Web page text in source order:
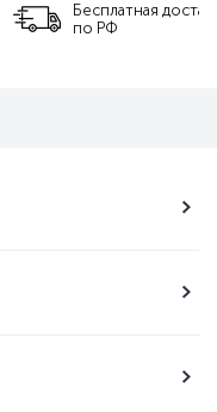
Бесплатная доставка
по РФ